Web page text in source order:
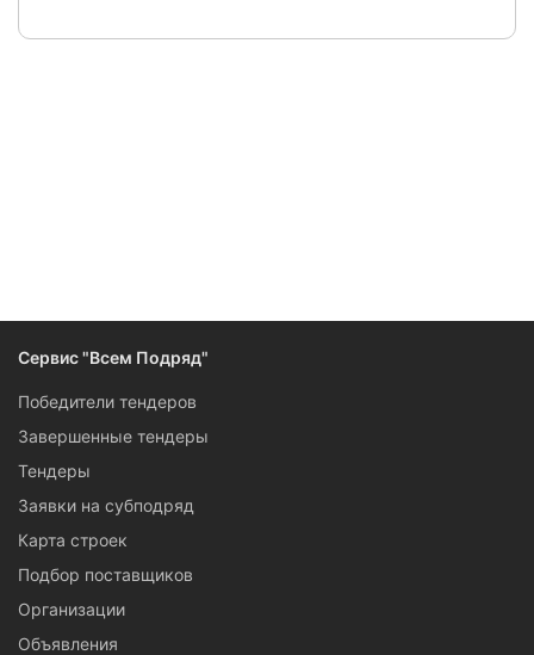
Сервис "Всем Подряд"
Победители тендеров
Завершенные тендеры
Тендеры
Заявки на субподряд
Карта строек
Подбор поставщиков
Организации
Объявления